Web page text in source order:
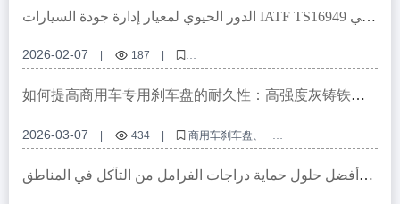
刹车鼓表面涂层性能
防锈涂层微观结构
الدور الحيوي لمعيار إدارة جودة السيارات IATF TS16949 في
2026-02-07 | 187
|
إدارة جودة السيارات، شهادة IATF TS16949، تصنيع حوامل الفرامل، مراقبة
جودة سلسلة التوريد، شهادة مكونات السيارات
如何提高商用车专用刹车盘的耐久性：高强度灰铸铁与
2026-03-07 | 434 |
商用车刹车盘
高强度灰铸铁刹车盘
热处理刹车盘
多重防锈刹车盘
刹车盘定制
أفضل حلول حماية دراجات الفرامل من التآكل في المناطق